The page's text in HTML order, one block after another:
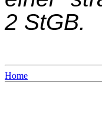
2 StGB.
Home